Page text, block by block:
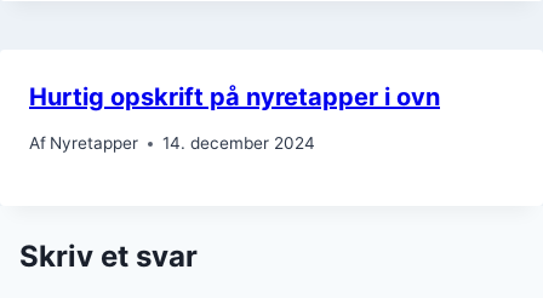
Hurtig opskrift på nyretapper i ovn
Af Nyretapper 14. december 2024
Skriv et svar